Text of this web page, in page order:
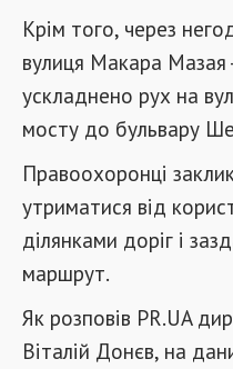
Крім того, через
вулиця Макара Мазая
ускладнено рух на
мосту до бульвару
Правоохоронці
утриматися від
ділянками доріг і
маршрут.
Як розповів PR.UA
Віталій Донєв, на